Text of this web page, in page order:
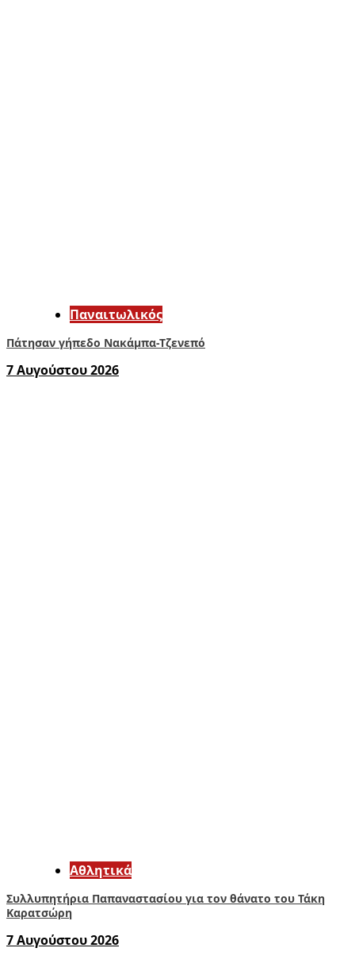
Παναιτωλικός
Πάτησαν γήπεδο Νακάμπα-Τζενεπό
7 Αυγούστου 2026
Αθλητικά
Συλλυπητήρια Παπαναστασίου για τον θάνατο του Τάκη
Καρατσώρη
7 Αυγούστου 2026